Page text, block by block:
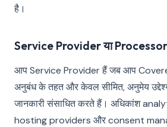
है।
Service Provider या Processor
आप Service Provider हैं जब आप
अनुबंध के तहत और केवल सीमित, अनुमेय
जानकारी संसाधित करते हैं। अधिकांश
hosting providers और consent